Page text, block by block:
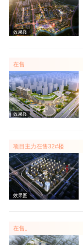
效果图
在售
项目主力在售32#楼
在售。